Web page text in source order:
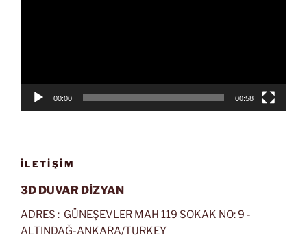
00:00 00:58
İLETIŞIM
3D DUVAR DİZYAN
ADRES : GÜNEŞEVLER MAH 119 SOKAK NO: 9 -
ALTINDAĞ-ANKARA/TURKEY